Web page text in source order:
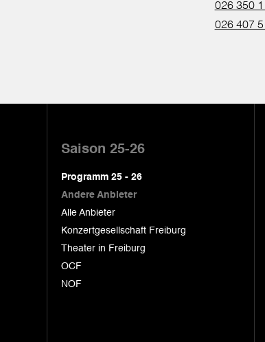
026 350
026 407
Saison 25-26
Programm 25 - 26
Andere Anbieter
Alle Anbieter
Konzertgesellschaft Freiburg
Theater in Freiburg
OCF
NOF